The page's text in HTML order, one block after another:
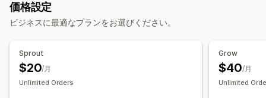
顧客生涯価値 (LTV)
チェックアウト分析
価格設定
ビジネスに最適なプランをお選びください。
Sprout
$20/月
Unlimited Orders
Grow
$40/月
Unlimited